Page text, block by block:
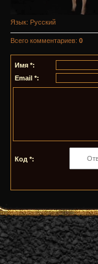
Язык: Русский
Всего комментариев: 0
Имя *:
Email *:
Код *: